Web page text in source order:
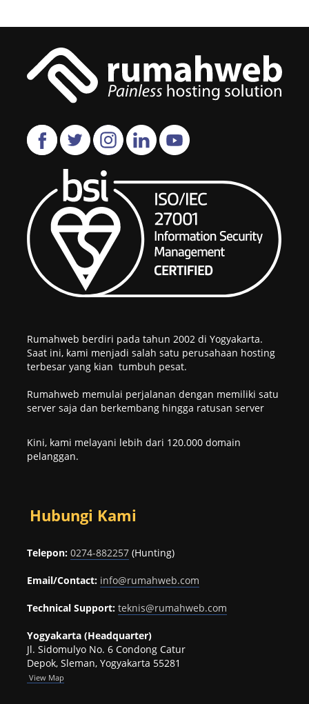
Rumahweb berdiri pada tahun 2002 di Yogyakarta.
Saat ini, kami menjadi salah satu perusahaan hosting
terbesar yang kian tumbuh pesat.
Rumahweb memulai perjalanan dengan memiliki satu
server saja dan berkembang hingga ratusan server
Kini, kami melayani lebih dari 120.000 domain
pelanggan.
Hubungi Kami
Telepon: 0274-882257 (Hunting)
Email/Contact: info@rumahweb.com
Technical Support: teknis@rumahweb.com
Yogyakarta (Headquarter)
Jl. Sidomulyo No. 6 Condong Catur
Depok, Sleman, Yogyakarta 55281
View Map